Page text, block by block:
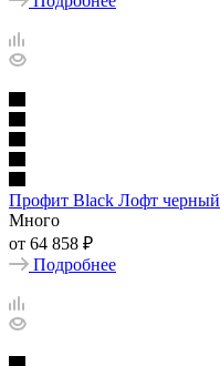
Профит Black Лофт черный
Много
от 64 858 ₽
Подробнее